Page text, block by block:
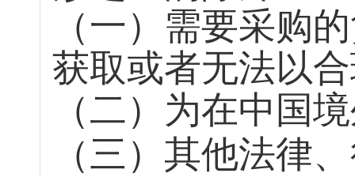
（一）需要采购
获取或者无法以
（二）为在中国
（三）其他法律